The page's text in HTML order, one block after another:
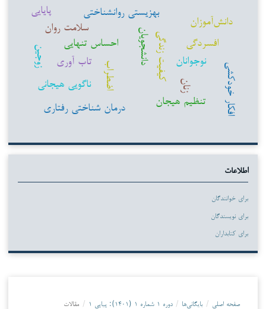
اضطراب
دانشجویانکیفیت زندگی نوجوانان
افسردگی
بهزیستی روانشناختی
دانش‌آموزان
زنان
تنظیم هیجان
درمان شناختی رفتاری
ناگویی هیجانی
احساس تنهایی
زوجین
افکار خودکشی
تاب آوری
سلامت روان
پایایی
اطلاعات
برای خوانندگان
برای نویسندگان
برای کتابداران
صفحه اصلی / بایگانی‌ها / دوره ۱ شماره ۱ (۱۴۰۱): پیاپی ۱ / مقالات